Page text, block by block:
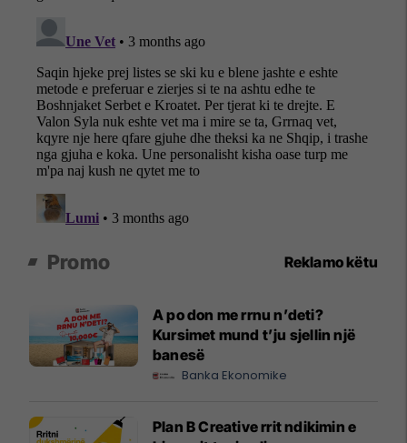
Promo Reklamo këtu
A po don me rrnu n’deti?
Kursimet mund t’ju sjellin një
banesë
Banka Ekonomike
Plan B Creative rrit ndikimin e